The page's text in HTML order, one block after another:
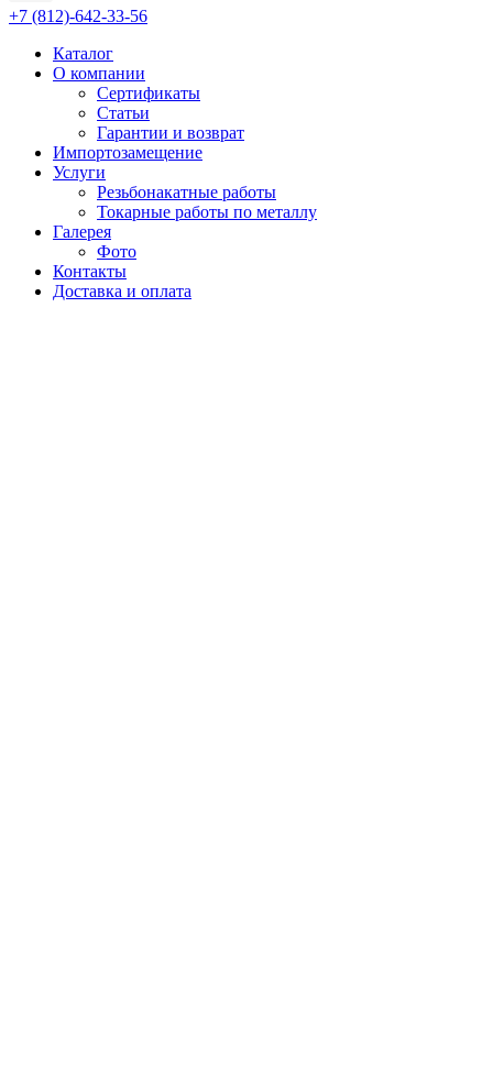
+7 (812)-642-33-56
Каталог
О компании
Сертификаты
Статьи
Гарантии и возврат
Импортозамещение
Услуги
Резьбонакатные работы
Токарные работы по металлу
Галерея
Фото
Контакты
Доставка и оплата